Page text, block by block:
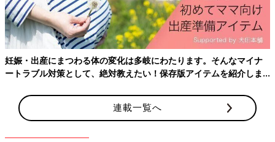
妊娠・出産にまつわる体の変化は多岐にわたります。そんなマイナ
ートラブル対策として、絶対教えたい！保存版アイテムを紹介しま
連載一覧へ